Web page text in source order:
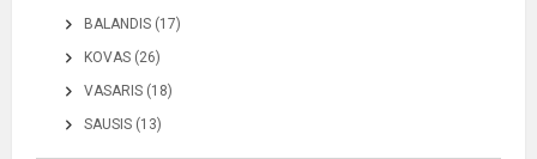
BALANDIS (17)
KOVAS (26)
VASARIS (18)
SAUSIS (13)